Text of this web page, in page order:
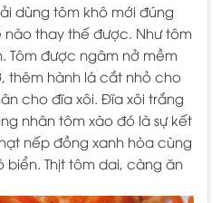
dùng tôm khô mới đúng
thay thế được. Như tôm
Tôm được ngâm nở mềm
thêm hành lá cắt nhỏ cho
cho đĩa xôi. Đĩa xôi trắng
nhân tôm xào đó là sự kết
nếp đồng xanh hòa cùng
Thịt tôm dai, càng ăn